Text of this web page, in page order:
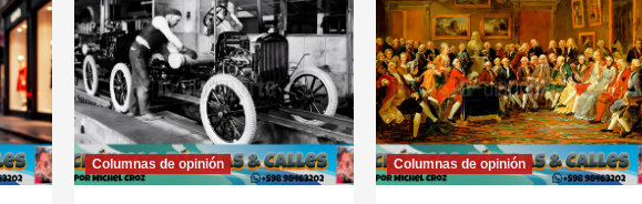
Columnas de opinión Columnas de opinión